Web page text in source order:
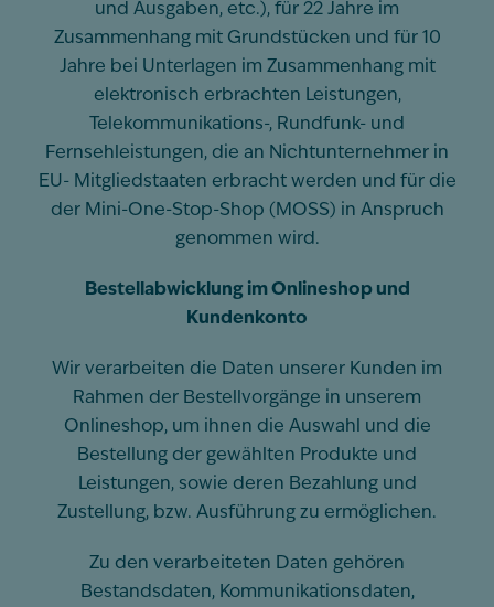
und Ausgaben, etc.), für 22 Jahre im
Zusammenhang mit Grundstücken und für 10
Jahre bei Unterlagen im Zusammenhang mit
elektronisch erbrachten Leistungen,
Telekommunikations-, Rundfunk- und
Fernsehleistungen, die an Nichtunternehmer in
EU- Mitgliedstaaten erbracht werden und für die
der Mini-One-Stop-Shop (MOSS) in Anspruch
genommen wird.
Bestellabwicklung im Onlineshop und
Kundenkonto
Wir verarbeiten die Daten unserer Kunden im
Rahmen der Bestellvorgänge in unserem
Onlineshop, um ihnen die Auswahl und die
Bestellung der gewählten Produkte und
Leistungen, sowie deren Bezahlung und
Zustellung, bzw. Ausführung zu ermöglichen.
Zu den verarbeiteten Daten gehören
Bestandsdaten, Kommunikationsdaten,